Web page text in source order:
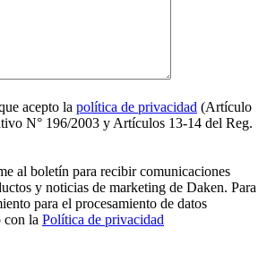
acepto la política de privacidad (Artículo
N° 196/2003 y Artículos 13-14 del Reg.
al boletín para recibir comunicaciones
y noticias de marketing de Daken. Para
para el procesamiento de datos
con la Política de privacidad